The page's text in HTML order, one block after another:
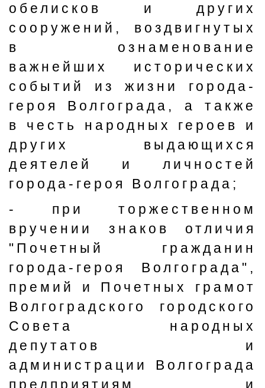
обелисков и других
сооружений, воздвигнутых
в ознаменование
важнейших исторических
событий из жизни города-
героя Волгограда, а также
в честь народных героев и
других выдающихся
деятелей и личностей
города-героя Волгограда;
- при торжественном
вручении знаков отличия
"Почетный гражданин
города-героя Волгограда",
премий и Почетных грамот
Волгоградского городского
Совета народных
депутатов и
администрации Волгограда
предприятиям и